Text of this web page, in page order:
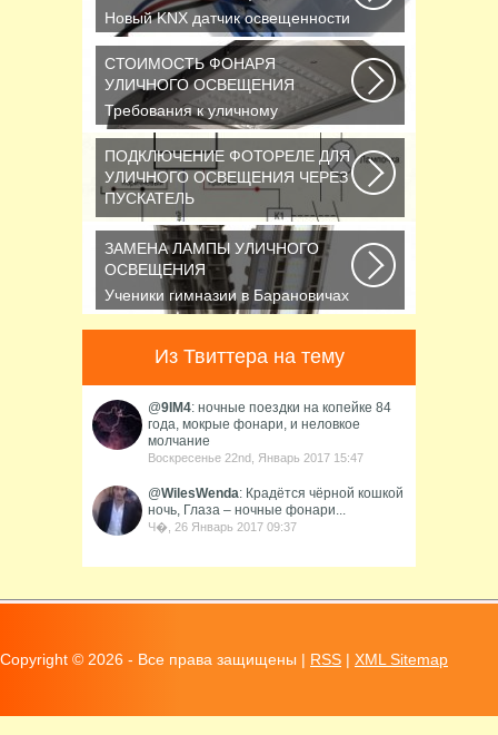
Новый KNX датчик освещенности
LUNA 134 KNX от Theben стал
ещё более простым...
СТОИМОСТЬ ФОНАРЯ
УЛИЧНОГО ОСВЕЩЕНИЯ
Требования к уличному
освещению регулируется рядом
ГОСТов и СНиПов,
описывающих...
ПОДКЛЮЧЕНИЕ ФОТОРЕЛЕ ДЛЯ
УЛИЧНОГО ОСВЕЩЕНИЯ ЧЕРЕЗ
ПУСКАТЕЛЬ
В повседневной жизни все чаще
применяется фотореле,
называемое также, сумеречным...
ЗАМЕНА ЛАМПЫ УЛИЧНОГО
ОСВЕЩЕНИЯ
Ученики гимназии в Барановичах
собрали солнечную батарею
Из Твиттера на тему
@9IM4: ночные поездки на копейке 84
года, мокрые фонари, и неловкое
молчание
Воскресенье 22nd, Январь 2017 15:47
@WilesWenda: Крадётся чёрной кошкой
ночь, Глаза – ночные фонари...
Ч�, 26 Январь 2017 09:37
Copyright © 2026 - Все права защищены | RSS | XML Sitemap